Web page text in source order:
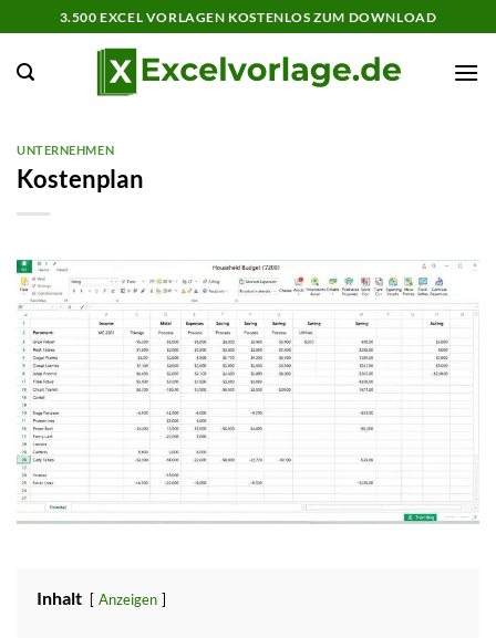
Inhalt
springen
3.500 EXCEL VORLAGEN KOSTENLOS ZUM DOWNLOAD
UNTERNEHMEN
Kostenplan
Inhalt Anzeigen